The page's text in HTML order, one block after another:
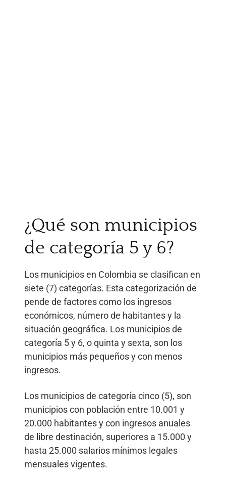
¿Qué son municipios
de categoría 5 y 6?
Los municipios en Colombia se clasifican en
siete (7) categorías. Esta categorización de
pende de factores como los ingresos
económicos, número de habitantes y la
situación geográfica. Los municipios de
categoría 5 y 6, o quinta y sexta, son los
municipios más pequeños y con menos
ingresos.
Los municipios de categoría cinco (5), son
municipios con población entre 10.001 y
20.000 habitantes y con ingresos anuales
de libre destinación, superiores a 15.000 y
hasta 25.000 salarios mínimos legales
mensuales vigentes.